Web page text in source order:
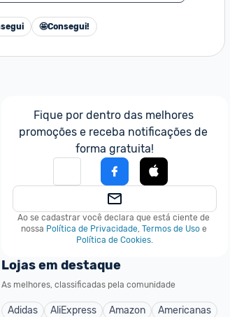
🤩Consegui!
Fique por dentro das melhores
promoções e receba notificações de
forma gratuita!
Ao se cadastrar você declara que está ciente de
nossa Política de Privacidade, Termos de Uso e
Política de Cookies.
Lojas em destaque
As melhores, classificadas pela comunidade
Adidas AliExpress Amazon
Americanas